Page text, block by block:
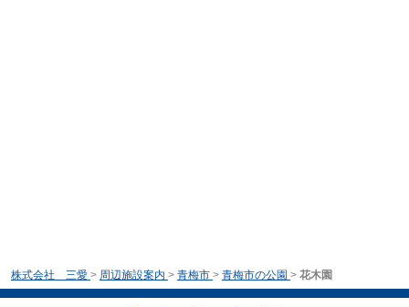
株式会社 三愛 > 周辺施設案内 > 青梅市 > 青梅市の公園 > 花木園